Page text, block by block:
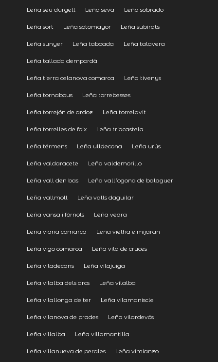
Leña seu durgell Leña seva Leña sobrado
Leña sort Leña sotomayor Leña subirats
Leña sunyer Leña taboada Leña talavera
Leña tallada dempordà
Leña tierra celanova comarca Leña tivenys
Leña tornabous Leña torrebesses
Leña torrejón de ardoz Leña torrelavit
Leña torrelles de foix Leña triacastela
Leña térmens Leña ulldecona Leña urús
Leña valdaracete Leña valdemorillo
Leña vall den bas Leña vallfogona de balaguer
Leña vallmoll Leña valls daguilar
Leña vansa i fórnols Leña vedra
Leña viana comarca Leña vielha e mijaran
Leña vigo comarca Leña vila de cruces
Leña viladecans Leña vilajuïga
Leña vilalba dels arcs Leña vilalba
Leña vilallonga de ter Leña vilamaniscle
Leña vilanova de prades Leña vilardevós
Leña villalba Leña villamantilla
Leña villanueva de perales Leña vimianzo